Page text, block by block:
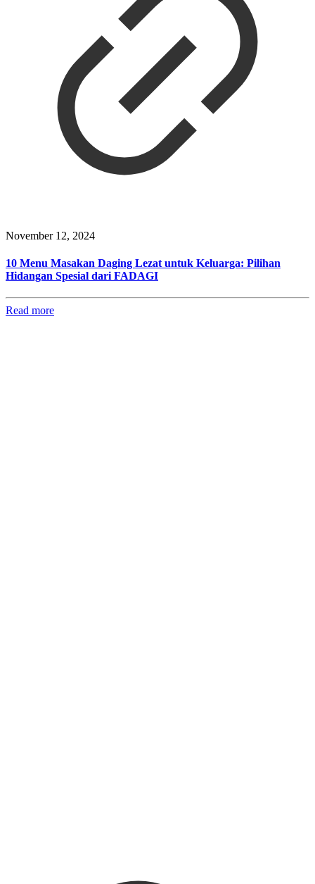
November 12, 2024
10 Menu Masakan Daging Lezat untuk Keluarga: Pilihan
Hidangan Spesial dari FADAGI
Read more